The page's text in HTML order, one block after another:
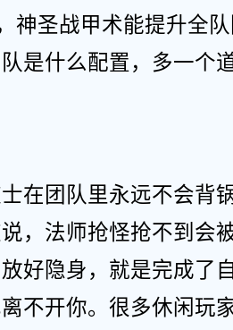
神圣战甲术能提升全
是什么配置，多一个
在团队里永远不会背
，法师抢怪抢不到会
好隐身，就是完成了
不开你。很多休闲玩